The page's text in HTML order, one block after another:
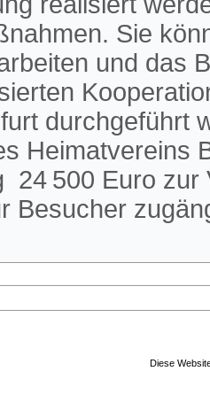
Sie
und das
durchgeführt
Heimatvereins
24 500 Euro
Besucher
Diese